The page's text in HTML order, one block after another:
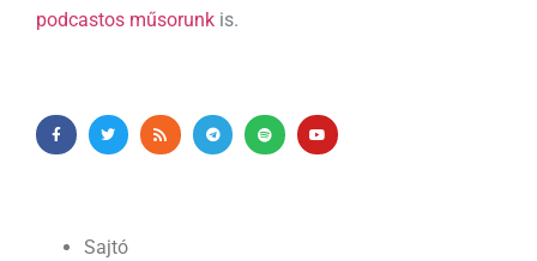
podcastos műsorunk is.
Sajtó